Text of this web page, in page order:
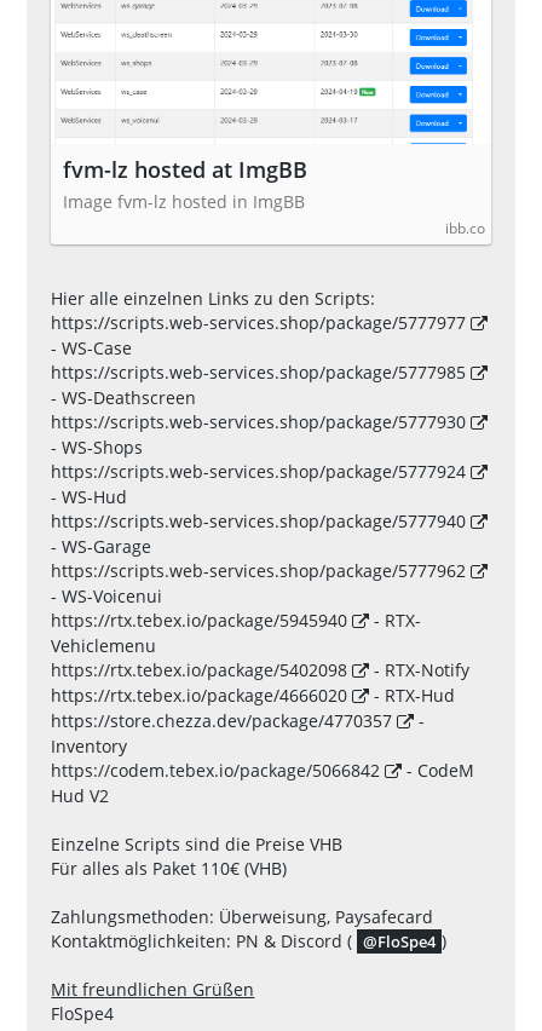
fvm-lz hosted at ImgBB
Image fvm-lz hosted in ImgBB
ibb.co
Hier alle einzelnen Links zu den Scripts:
https://scripts.web-services.shop/package/5777977
- WS-Case
https://scripts.web-services.shop/package/5777985
- WS-Deathscreen
https://scripts.web-services.shop/package/5777930
- WS-Shops
https://scripts.web-services.shop/package/5777924
- WS-Hud
https://scripts.web-services.shop/package/5777940
- WS-Garage
https://scripts.web-services.shop/package/5777962
- WS-Voicenui
https://rtx.tebex.io/package/5945940
- RTX-
Vehiclemenu
https://rtx.tebex.io/package/5402098
- RTX-Notify
https://rtx.tebex.io/package/4666020
- RTX-Hud
https://store.chezza.dev/package/4770357
-
Inventory
https://codem.tebex.io/package/5066842
- CodeM
Hud V2
Einzelne Scripts sind die Preise VHB
Für alles als Paket 110€ (VHB)
Zahlungsmethoden: Überweisung, Paysafecard
Kontaktmöglichkeiten: PN & Discord (
FloSpe4 )
Mit freundlichen Grüßen
FloSpe4